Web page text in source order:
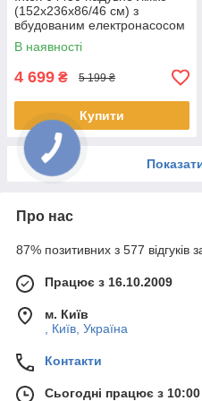
(152х236х86/46 см) з
вбудованим електронасосом
В наявності
4 699 ₴ 5 199 ₴
Купити
Про нас
87% позитивних з 577 відгуків
Працює з 16.10.2009
м. Київ
, Київ, Україна
Контакти
Сьогодні працює з